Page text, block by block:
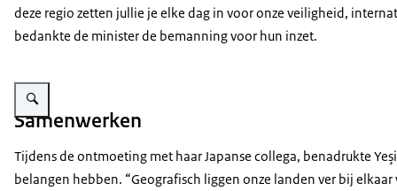
deze regio zetten jullie je elke dag in voor onze veiligheid,
bedankte de minister de bemanning voor hun inzet.
Vergroot afbeelding Beide ministers lopen langs Japanse mariniers.
Samenwerken
Tijdens de ontmoeting met haar Japanse collega, benadrukte
belangen hebben. “Geografisch liggen onze landen ver bij elkaar